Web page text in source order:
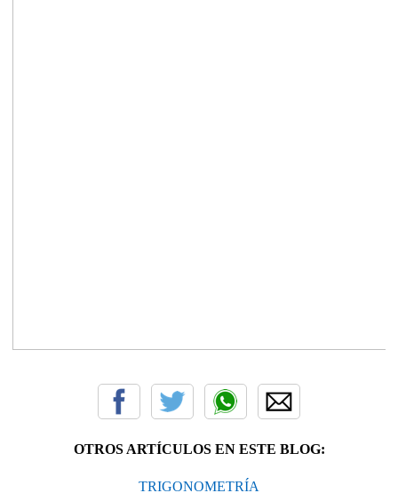
OTROS ARTÍCULOS EN ESTE BLOG:
TRIGONOMETRÍA